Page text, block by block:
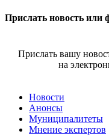
Прислать новость или
Прислать вашу
на
Новости
Анонсы
Муниципалитеты
Мнение экспертов